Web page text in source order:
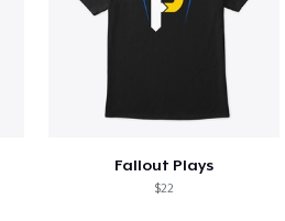
Fallout Plays
$22